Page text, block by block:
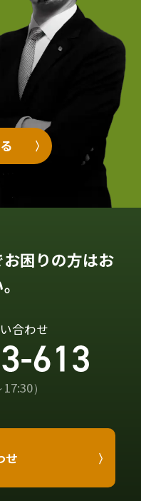
困りの方はお
合わせ
）
せ